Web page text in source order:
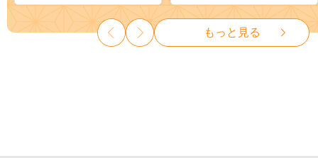
ット ぶどう ブドウ 葡萄 大粒
種なし 先行予約 富士川町
10000円 一万円 9000円 九千円
も 先行予約 送料無料 果物 岡
山県 笠岡市 清水白桃 白鳳 白
麗 クール便---
kasaoka_zsy_419_100---
もっと見る